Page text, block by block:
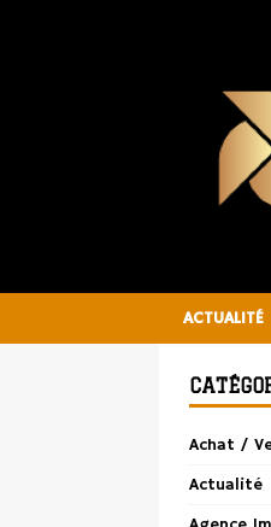
ACTUALITÉ
Achat /
Actualité